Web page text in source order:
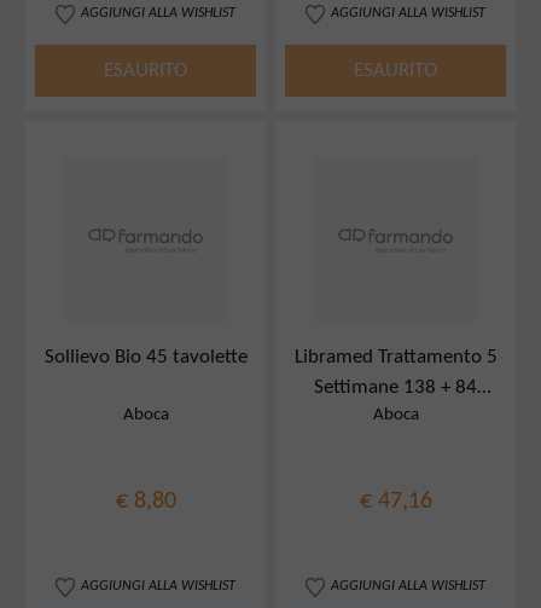
AGGIUNGI ALLA WISHLIST
ESAURITO
AGGIUNGI ALLA WISHLIST
ESAURITO
Sollievo Bio 45 tavolette
Aboca
€ 8,80
AGGIUNGI ALLA WISHLIST
Libramed Trattamento 5
Settimane 138 + 84
Compresse
Aboca
€ 47,16
AGGIUNGI ALLA WISHLIST